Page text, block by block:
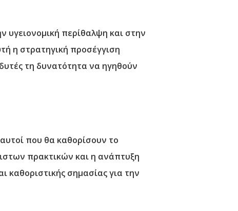
υγειονομική περίθαλψη και στην
η στρατηγική προσέγγιση
τη δυνατότητα να ηγηθούν
που θα καθορίσουν το
πρακτικών και η ανάπτυξη
καθοριστικής σημασίας για την